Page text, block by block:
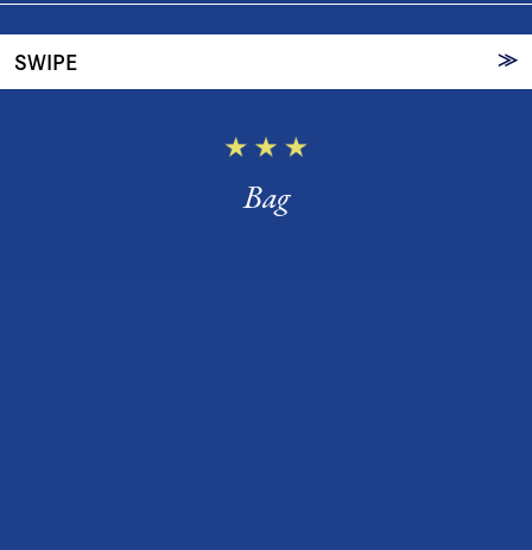
Bag
SWIPE ≫